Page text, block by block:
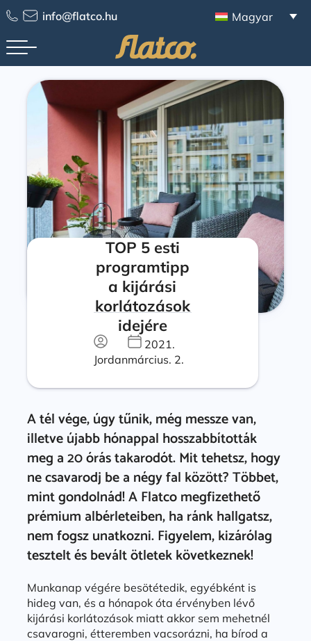
info@flatco.hu Magyar
TOP 5 esti
programtipp
a kijárási
korlátozások
idejére
Jordan
2021.
március. 2.
A tél vége, úgy tűnik, még messze van,
illetve újabb hónappal hosszabbították
meg a 20 órás takarodót. Mit tehetsz, hogy
ne csavarodj be a négy fal között? Többet,
mint gondolnád! A Flatco megfizethető
prémium albérleteiben, ha ránk hallgatsz,
nem fogsz unatkozni. Figyelem, kizárólag
tesztelt és bevált ötletek következnek!
Munkanap végére besötétedik, egyébként is
hideg van, és a hónapok óta érvényben lévő
kijárási korlátozások miatt akkor sem mehetnél
csavarogni, étteremben vacsorázni, ha bírod a